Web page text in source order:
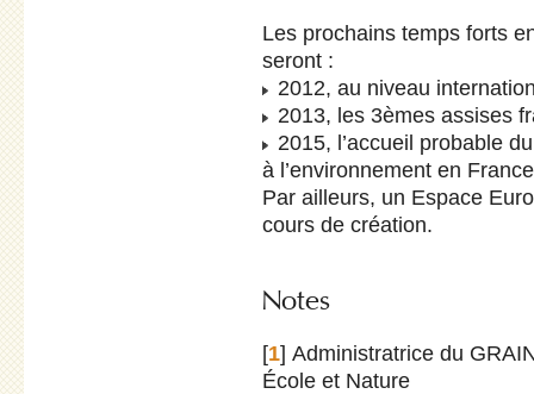
Les prochains temps forts
seront :
2012, au niveau
2013, les 3èmes assises
2015, l’accueil probable
à l’environnement en
Par ailleurs, un Espace
cours de création.
Notes
[1] Administratrice du
École et Nature